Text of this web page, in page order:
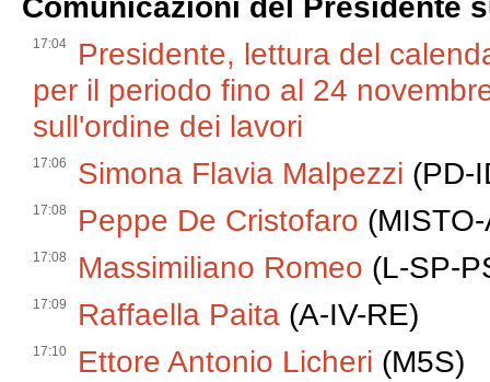
Comunicazioni del Presidente
17:04
Presidente, lettura del
per il periodo fino al 24
sull'ordine dei lavori
17:06 Simona Flavia Malpezzi (PD-
17:08 Peppe De Cristofaro
17:08 Massimiliano Romeo (L-SP-
17:09 Raffaella Paita (A-IV-RE)
17:10 Ettore Antonio Licheri (M5S)